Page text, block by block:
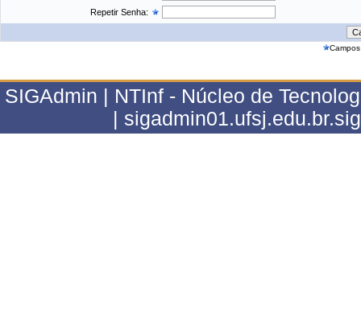
Repetir Senha:
SIGAdmin | NTInf - Núcleo de
|